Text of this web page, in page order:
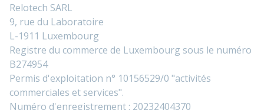
Relotech SARL
9, rue du Laboratoire
L-1911 Luxembourg
Registre du commerce de Luxembourg sous le numéro
B274954
Permis d'exploitation n° 10156529/0 "activités
commerciales et services".
Numéro d'enregistrement : 20232404370